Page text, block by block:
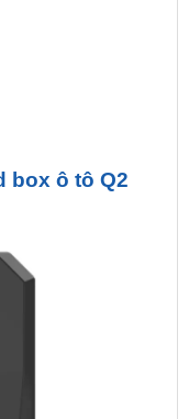
box ô tô Q2